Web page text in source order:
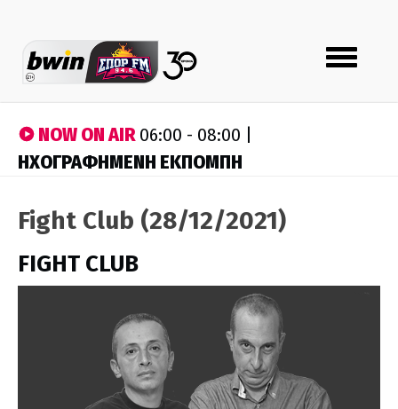
Toggle
navigation
NOW ON AIR06:00 - 08:00 |
ΗΧΟΓΡΑΦΗΜΕΝΗ ΕΚΠΟΜΠΗ
Fight Club (28/12/2021)
FIGHT CLUB